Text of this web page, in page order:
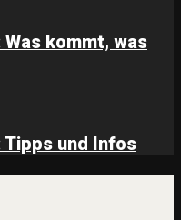
kommt, was
Tipps und Infos